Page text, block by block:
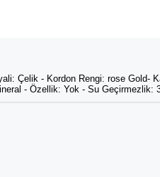
Çelik - Kordon Rengi: rose Gold-
- Özellik: Yok - Su Geçirmezlik: